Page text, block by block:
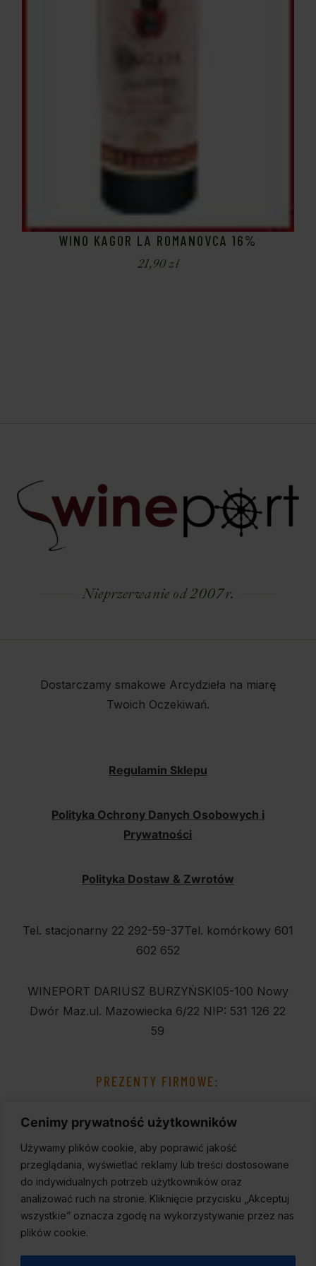
Cenimy prywatność użytkowników
Używamy plików cookie, aby poprawić jakość
przeglądania, wyświetlać reklamy lub treści dostosowane
do indywidualnych potrzeb użytkowników oraz
analizować ruch na stronie. Kliknięcie przycisku „Akceptuj
wszystkie” oznacza zgodę na wykorzystywanie przez nas
plików cookie.
WINO KAGOR LA ROMANOVCA 16%
21,90zł
Nieprzerwanie od 2007 r.
Dostarczamy smakowe Arcydzieła na miarę
Twoich Oczekiwań.
Regulamin Sklepu
Polityka Ochrony Danych Osobowych i
Prywatności
Polityka Dostaw & Zwrotów
Tel. stacjonarny 22 292-59-37Tel. komórkowy 601
602 652
WINEPORT DARIUSZ BURZYŃSKI05-100 Nowy
Dwór Maz.ul. Mazowiecka 6/22 NIP: 531 126 22
59
PREZENTY FIRMOWE: